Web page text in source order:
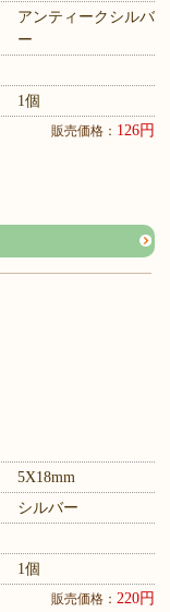
アンティークシルバ
ー
1個
販売価格： 126円
5X18mm
シルバー
1個
販売価格： 220円